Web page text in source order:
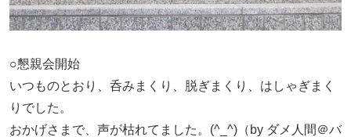
○懇親会開始
いつものとおり、呑みまくり、脱ぎまくり、はしゃぎまく
りでした。
おかげさまで、声が枯れてました。(^_^)（by ダメ人間＠バ